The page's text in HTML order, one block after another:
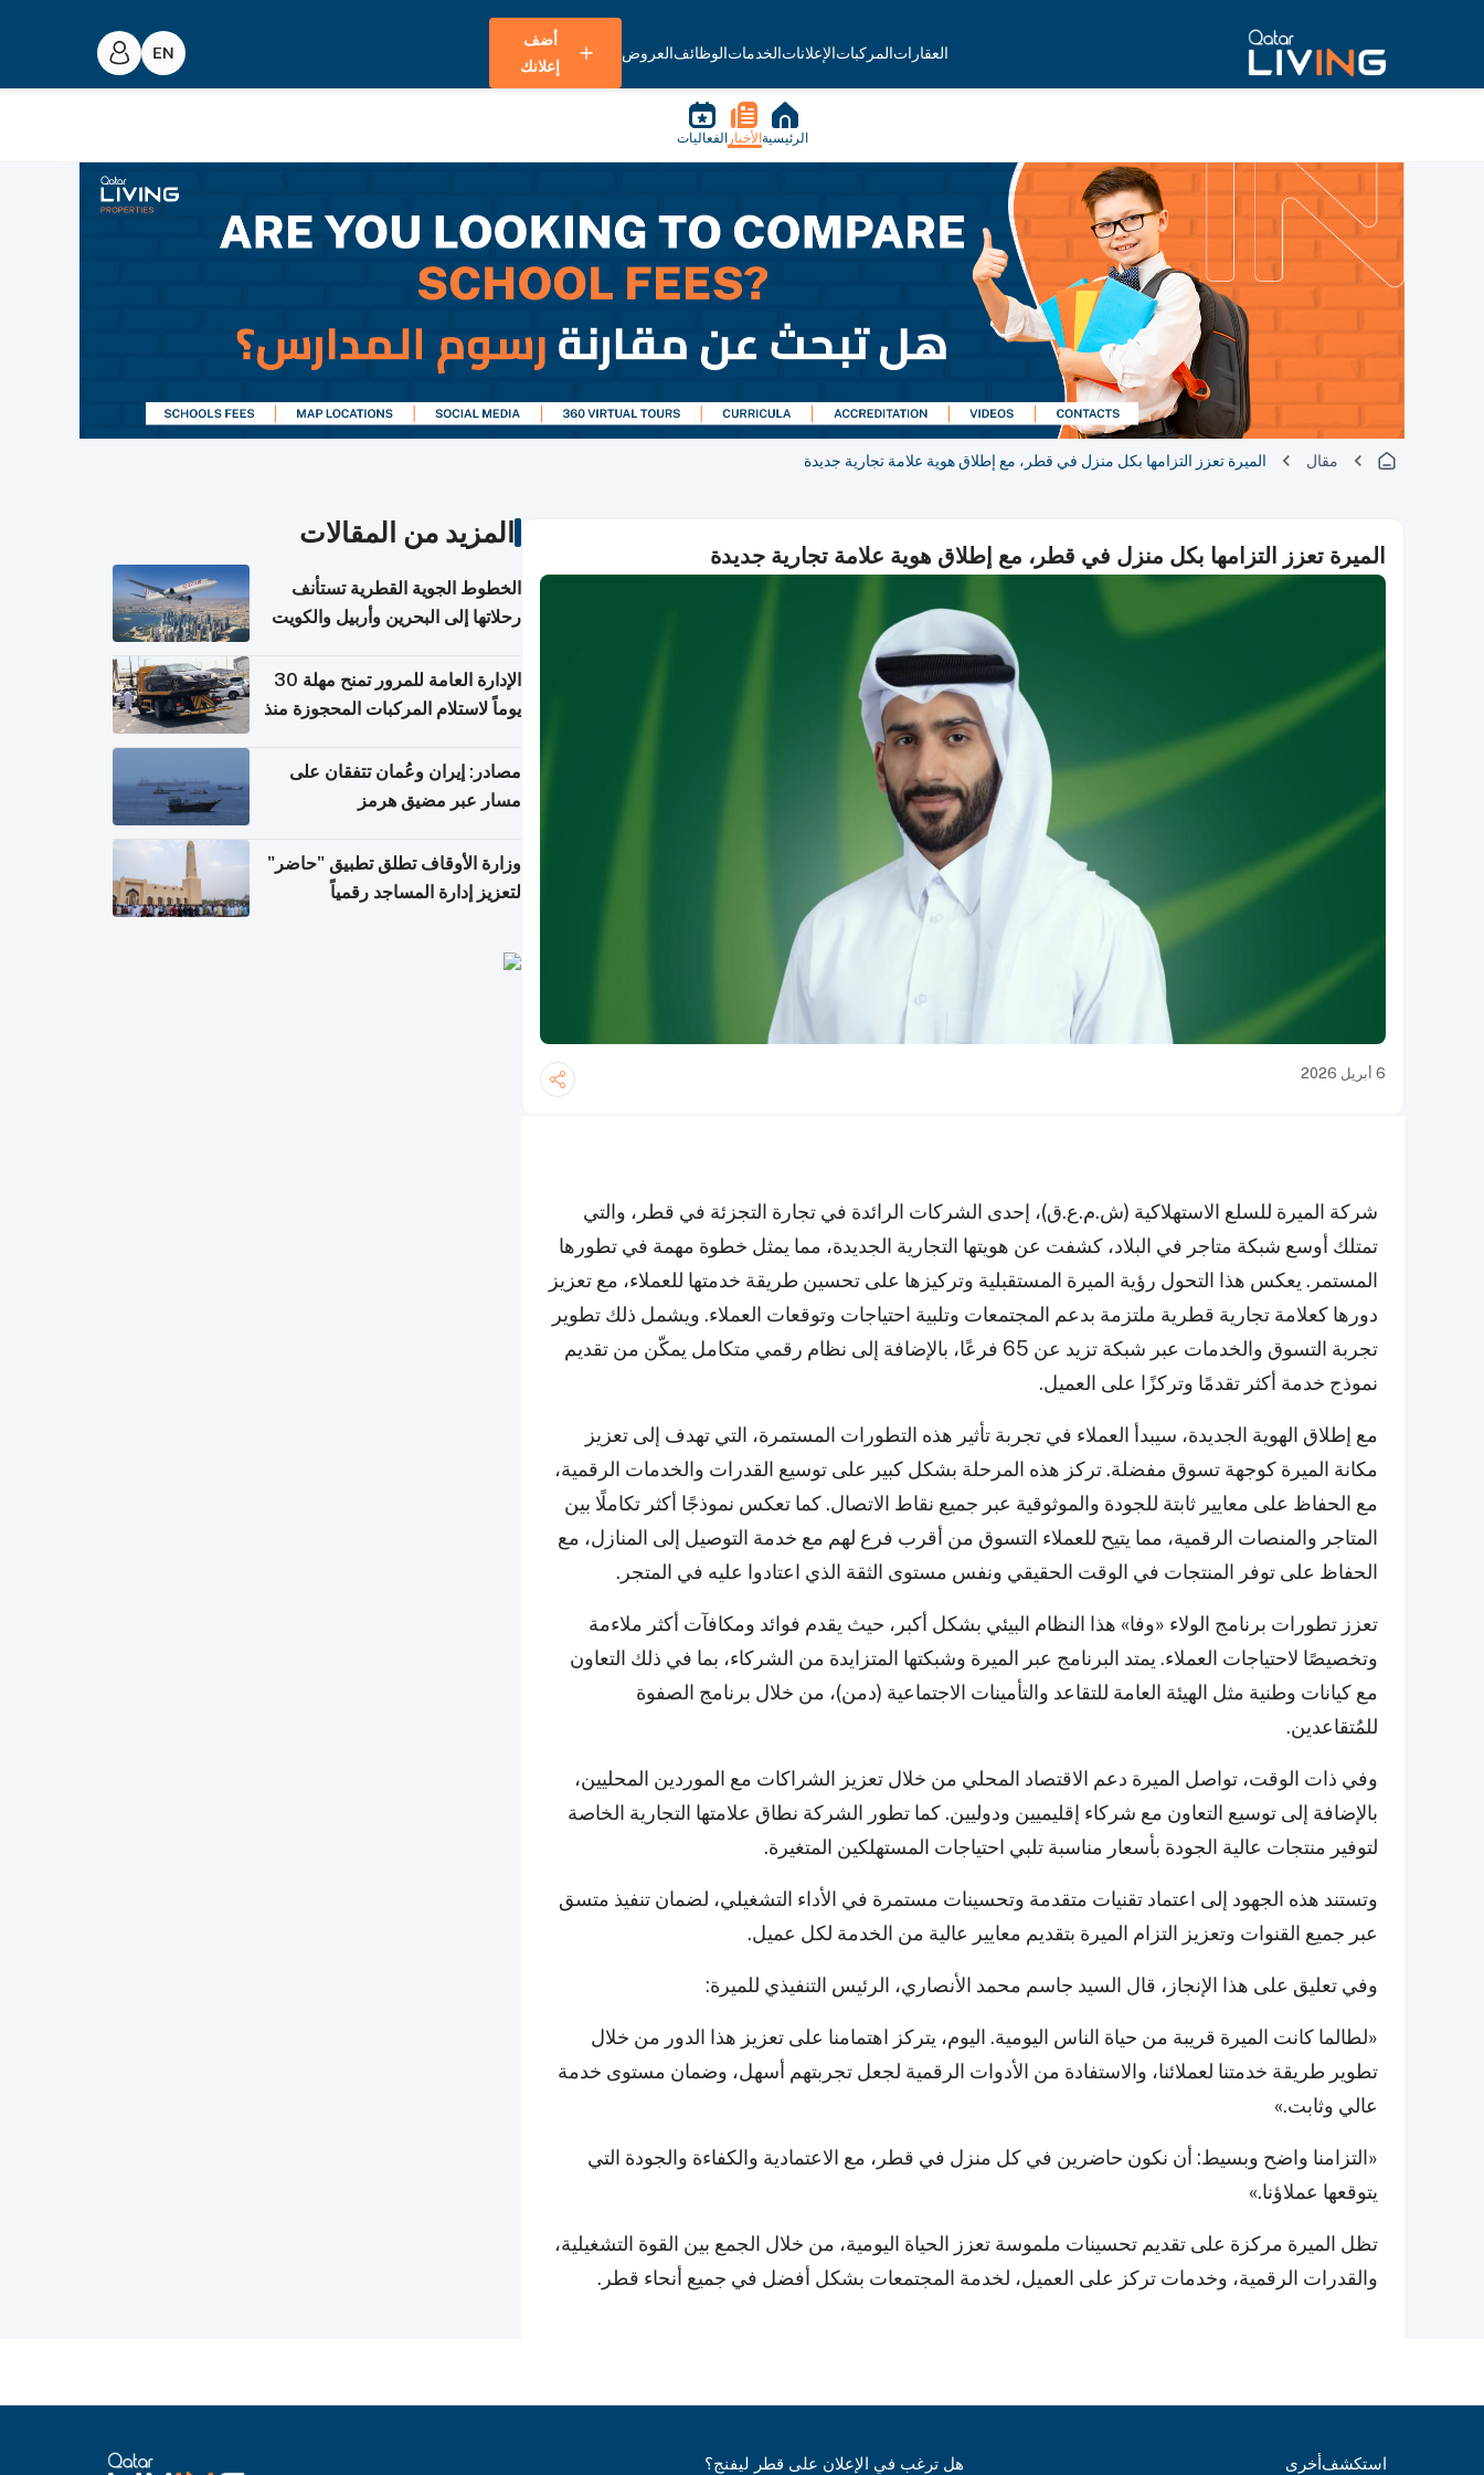
العقاراتالمركباتالإعلاناتالخدماتالوظائفالعروض
أضف
إعلانك
الرئيسية الأخبار الفعاليات
مقال الميرة تعزز التزامها بكل منزل في قطر، مع إطلاق هوية علامة تجارية جديدة
الميرة تعزز التزامها بكل منزل في قطر، مع إطلاق هوية علامة تجارية جديدة
6 أبريل 2026
شركة الميرة للسلع الاستهلاكية (ش.م.ع.ق)، إحدى الشركات الرائدة في تجارة التجزئة في قطر، والتي
تمتلك أوسع شبكة متاجر في البلاد، كشفت عن هويتها التجارية الجديدة، مما يمثل خطوة مهمة في تطورها
المستمر. يعكس هذا التحول رؤية الميرة المستقبلية وتركيزها على تحسين طريقة خدمتها للعملاء، مع تعزيز
دورها كعلامة تجارية قطرية ملتزمة بدعم المجتمعات وتلبية احتياجات وتوقعات العملاء. ويشمل ذلك تطوير
تجربة التسوق والخدمات عبر شبكة تزيد عن 65 فرعًا، بالإضافة إلى نظام رقمي متكامل يمكّن من تقديم
نموذج خدمة أكثر تقدمًا وتركزًا على العميل.
مع إطلاق الهوية الجديدة، سيبدأ العملاء في تجربة تأثير هذه التطورات المستمرة، التي تهدف إلى تعزيز
مكانة الميرة كوجهة تسوق مفضلة. تركز هذه المرحلة بشكل كبير على توسيع القدرات والخدمات الرقمية،
مع الحفاظ على معايير ثابتة للجودة والموثوقية عبر جميع نقاط الاتصال. كما تعكس نموذجًا أكثر تكاملًا بين
المتاجر والمنصات الرقمية، مما يتيح للعملاء التسوق من أقرب فرع لهم مع خدمة التوصيل إلى المنازل، مع
الحفاظ على توفر المنتجات في الوقت الحقيقي ونفس مستوى الثقة الذي اعتادوا عليه في المتجر.
تعزز تطورات برنامج الولاء «وفا» هذا النظام البيئي بشكل أكبر، حيث يقدم فوائد ومكافآت أكثر ملاءمة
وتخصيصًا لاحتياجات العملاء. يمتد البرنامج عبر الميرة وشبكتها المتزايدة من الشركاء، بما في ذلك التعاون
مع كيانات وطنية مثل الهيئة العامة للتقاعد والتأمينات الاجتماعية (دمن)، من خلال برنامج الصفوة
للمُتقاعدين.
وفي ذات الوقت، تواصل الميرة دعم الاقتصاد المحلي من خلال تعزيز الشراكات مع الموردين المحليين،
بالإضافة إلى توسيع التعاون مع شركاء إقليميين ودوليين. كما تطور الشركة نطاق علامتها التجارية الخاصة
لتوفير منتجات عالية الجودة بأسعار مناسبة تلبي احتياجات المستهلكين المتغيرة.
وتستند هذه الجهود إلى اعتماد تقنيات متقدمة وتحسينات مستمرة في الأداء التشغيلي، لضمان تنفيذ متسق
عبر جميع القنوات وتعزيز التزام الميرة بتقديم معايير عالية من الخدمة لكل عميل.
وفي تعليق على هذا الإنجاز، قال السيد جاسم محمد الأنصاري، الرئيس التنفيذي للميرة:
«لطالما كانت الميرة قريبة من حياة الناس اليومية. اليوم، يتركز اهتمامنا على تعزيز هذا الدور من خلال
تطوير طريقة خدمتنا لعملائنا، والاستفادة من الأدوات الرقمية لجعل تجربتهم أسهل، وضمان مستوى خدمة
عالي وثابت.»
«التزامنا واضح وبسيط: أن نكون حاضرين في كل منزل في قطر، مع الاعتمادية والكفاءة والجودة التي
يتوقعها عملاؤنا.»
تظل الميرة مركزة على تقديم تحسينات ملموسة تعزز الحياة اليومية، من خلال الجمع بين القوة التشغيلية،
والقدرات الرقمية، وخدمات تركز على العميل، لخدمة المجتمعات بشكل أفضل في جميع أنحاء قطر.
المزيد من المقالات
الخطوط الجوية القطرية تستأنف
رحلاتها إلى البحرين وأربيل والكويت
الإدارة العامة للمرور تمنح مهلة 30
يوماً لاستلام المركبات المحجوزة منذ
مصادر: إيران وعُمان تتفقان على
مسار عبر مضيق هرمز
وزارة الأوقاف تطلق تطبيق "حاضر"
لتعزيز إدارة المساجد رقمياً
استكشفأخرى هل ترغب في الإعلان على قطر ليفنج؟